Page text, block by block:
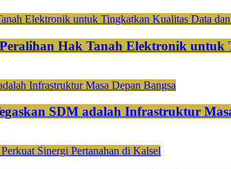
Hak Tanah Elektronik untuk
SDM adalah Infrastruktur